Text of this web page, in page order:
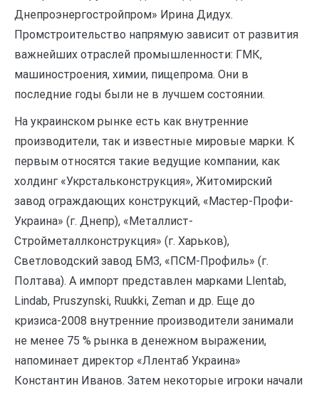
Днепроэнергостройпром» Ирина Дидух.
Промстроительство напрямую зависит от развития
важнейших отраслей промышленности: ГМК,
машиностроения, химии, пищепрома. Они в
последние годы были не в лучшем состоянии.
На украинском рынке есть как внутренние
производители, так и известные мировые марки. К
первым относятся такие ведущие компании, как
холдинг «Укрстальконструкция», Житомирский
завод ограждающих конструкций, «Мастер-Профи-
Украина» (г. Днепр), «Металлист-
Стройметаллконструкция» (г. Харьков),
Светловодский завод БМЗ, «ПСМ-Профиль» (г.
Полтава). А импорт представлен марками Llentab,
Lindab, Pruszynski, Ruukki, Zeman и др. Еще до
кризиса-2008 внутренние производители занимали
не менее 75 % рынка в денежном выражении,
напоминает директор «Ллентаб Украина»
Константин Иванов. Затем некоторые игроки начали